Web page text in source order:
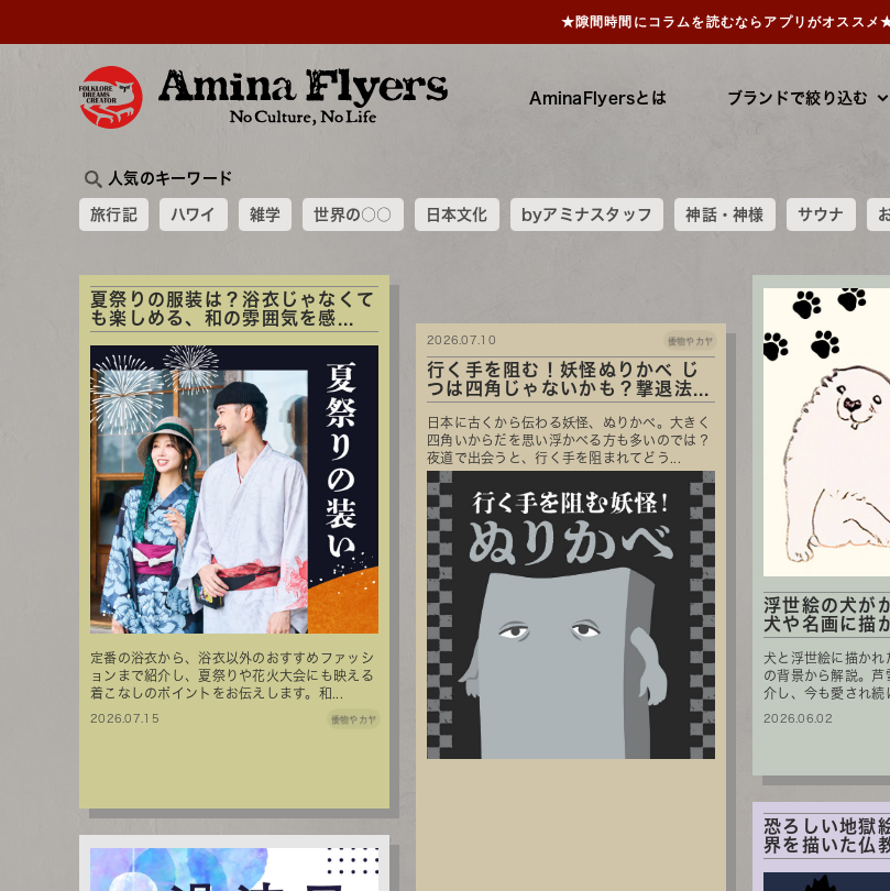
AminaFlyersとは ブランドで絞り込む
人気のキーワード
旅行記 ハワイ 雑学 世界の○○ 日本文化 byアミナスタッフ 神話・神様 サウナ
★隙間時間にコラムを読むならアプリがオススメ
夏祭りの服装は？浴衣じゃなくて
も楽しめる、和の雰囲気を感...
定番の浴衣から、浴衣以外のおすすめファッシ
ョンまで紹介し、夏祭りや花火大会にも映える
着こなしのポイントをお伝えします。和...
2026.07.15 倭物やカヤ
行く手を阻む！妖怪ぬりかべ じ
つは四角じゃないかも？撃退法...
日本に古くから伝わる妖怪、ぬりかべ。大きく
四角いからだを思い浮かべる方も多いのでは？
夜道で出会うと、行く手を阻まれてどう...
2026.07.10 倭物やカヤ
浮世絵の犬が
犬や名画に描
犬と浮世絵に描かれ
の背景から解説。芦
介し、今も愛され続
2026.06.02
恐ろしい地獄
界を描いた仏